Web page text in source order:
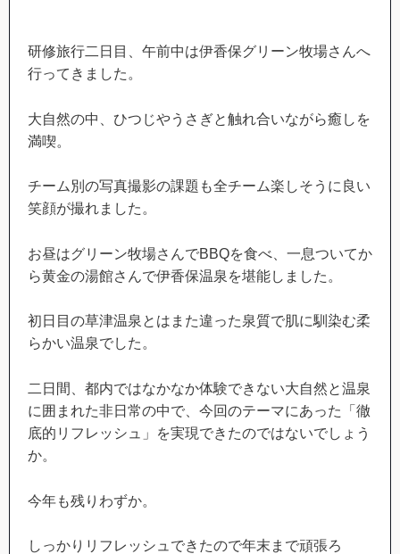
研修旅行二日目、午前中は伊香保グリーン牧場さんへ
行ってきました。
大自然の中、ひつじやうさぎと触れ合いながら癒しを
満喫。
チーム別の写真撮影の課題も全チーム楽しそうに良い
笑顔が撮れました。
お昼はグリーン牧場さんでBBQを食べ、一息ついてか
ら黄金の湯館さんで伊香保温泉を堪能しました。
初日目の草津温泉とはまた違った泉質で肌に馴染む柔
らかい温泉でした。
二日間、都内ではなかなか体験できない大自然と温泉
に囲まれた非日常の中で、今回のテーマにあった「徹
底的リフレッシュ」を実現できたのではないでしょう
か。
今年も残りわずか。
しっかりリフレッシュできたので年末まで頑張ろ